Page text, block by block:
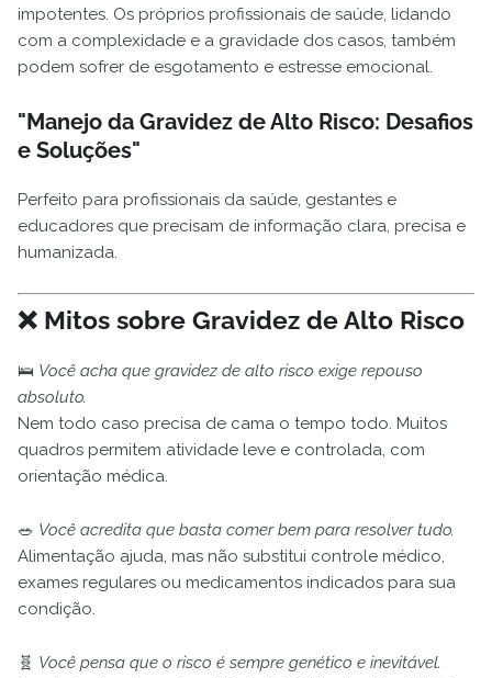
impotentes. Os próprios profissionais de saúde, lidando
com a complexidade e a gravidade dos casos, também
podem sofrer de esgotamento e estresse emocional.
"Manejo da Gravidez de Alto Risco: Desafios
e Soluções"
Perfeito para profissionais da saúde, gestantes e
educadores que precisam de informação clara, precisa e
humanizada.
❌ Mitos sobre Gravidez de Alto Risco
🛌 Você acha que gravidez de alto risco exige repouso
absoluto.
Nem todo caso precisa de cama o tempo todo. Muitos
quadros permitem atividade leve e controlada, com
orientação médica.
🥗 Você acredita que basta comer bem para resolver tudo.
Alimentação ajuda, mas não substitui controle médico,
exames regulares ou medicamentos indicados para sua
condição.
🧬 Você pensa que o risco é sempre genético e inevitável.